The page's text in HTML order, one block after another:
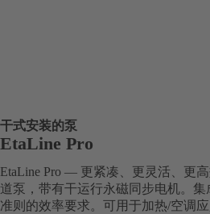
干式安装的泵
EtaLine Pro
EtaLine Pro — 更紧凑、更灵活、更
道泵，带有干运行永磁同步电机。
准则的效率要求。可用于加热/空调